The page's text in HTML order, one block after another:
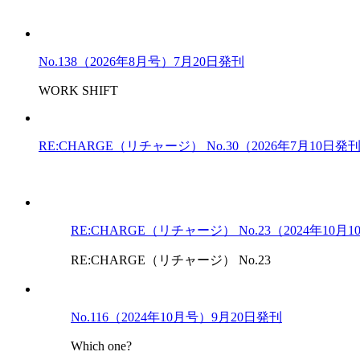
No.138（2026年8月号）7月20日発刊
WORK SHIFT
RE:CHARGE（リチャージ） No.30（2026年7月10日発
RE:CHARGE（リチャージ） No.23（2024年10月
RE:CHARGE（リチャージ） No.23
No.116（2024年10月号）9月20日発刊
Which one?